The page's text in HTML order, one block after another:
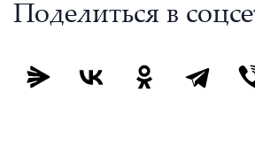
Поделиться в